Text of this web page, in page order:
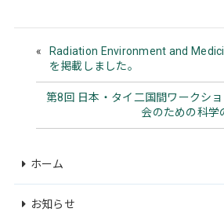
Radiation Environment and
を掲載しました。
第8回 日本・タイ二国間ワークシ
会のための科学
ホーム
お知らせ